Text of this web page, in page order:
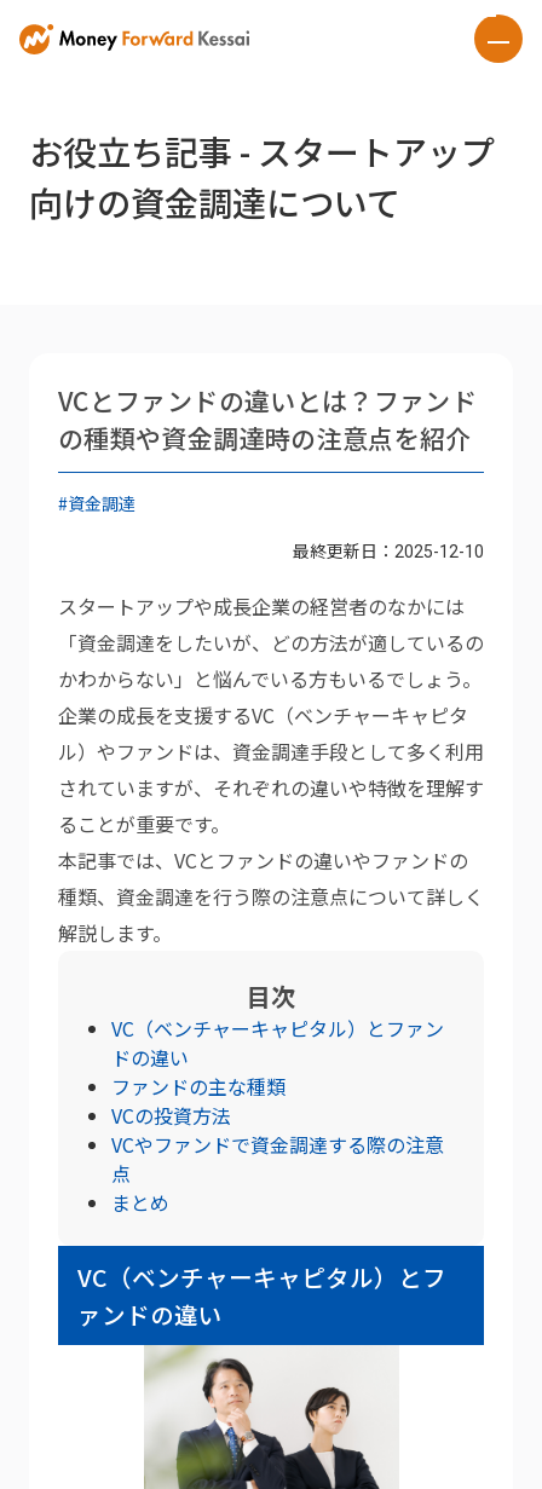
お役立ち記事 - スタートアップ
向けの資金調達について
VCとファンドの違いとは？ファンド
の種類や資金調達時の注意点を紹介
#資金調達
最終更新日： 2025-12-10
スタートアップや成長企業の経営者のなかには
「資金調達をしたいが、どの方法が適しているの
かわからない」と悩んでいる方もいるでしょう。
企業の成長を支援するVC（ベンチャーキャピタ
ル）やファンドは、資金調達手段として多く利用
されていますが、それぞれの違いや特徴を理解す
ることが重要です。
本記事では、VCとファンドの違いやファンドの
種類、資金調達を行う際の注意点について詳しく
解説します。
目次
VC（ベンチャーキャピタル）とファン
ドの違い
ファンドの主な種類
VCの投資方法
VCやファンドで資金調達する際の注意
点
まとめ
VC（ベンチャーキャピタル）とフ
ァンドの違い